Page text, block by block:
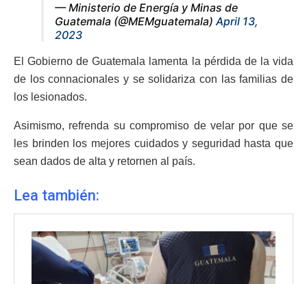
— Ministerio de Energía y Minas de
Guatemala (@MEMguatemala)April 13,
2023
El Gobierno de Guatemala lamenta la pérdida de la vida
de los connacionales y se solidariza con las familias de
los lesionados.
Asimismo, refrenda su compromiso de velar por que se
les brinden los mejores cuidados y seguridad hasta que
sean dados de alta y retornen al país.
Lea también: